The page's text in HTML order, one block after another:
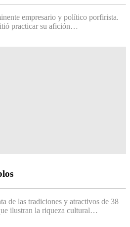
empresario y político porfirista.
practicar su afición…
de las tradiciones y atractivos de 38
ilustran la riqueza cultural…